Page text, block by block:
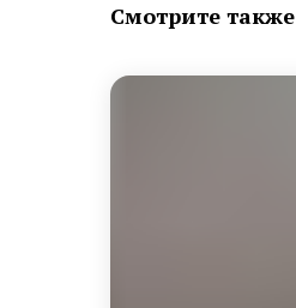
Смотрите также